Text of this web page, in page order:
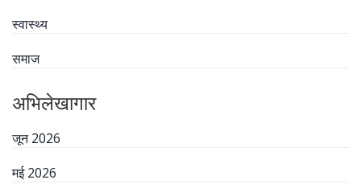
स्वास्थ्य
समाज
अभिलेखागार
जून 2026
मई 2026